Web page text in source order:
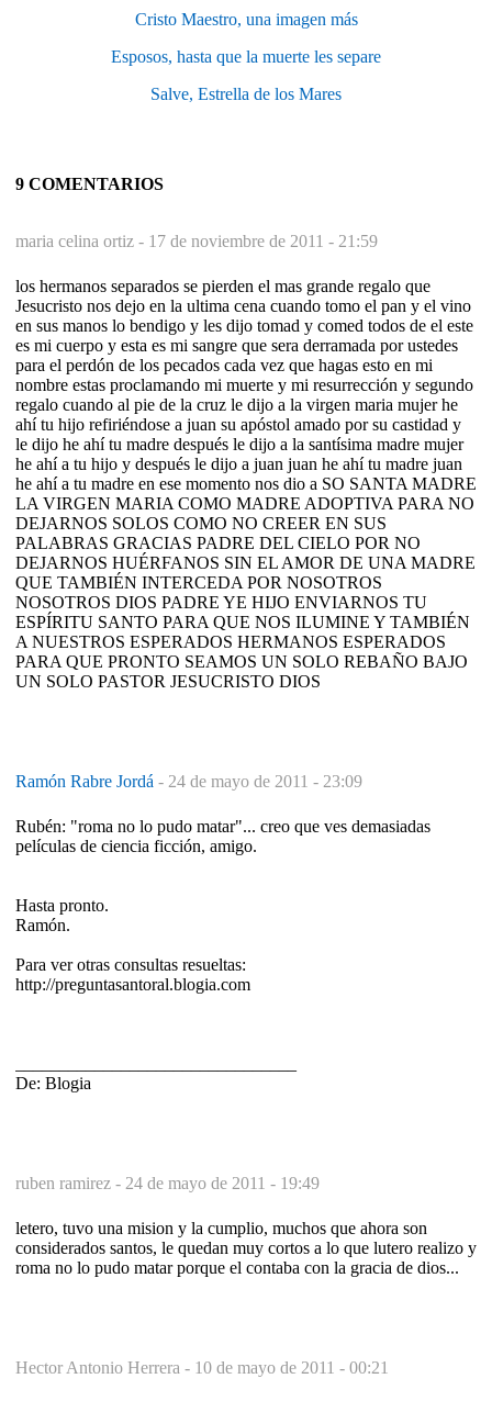
Cristo Maestro, una imagen más
Esposos, hasta que la muerte les separe
Salve, Estrella de los Mares
9 COMENTARIOS
maria celina ortiz - 17 de noviembre de 2011 - 21:59
los hermanos separados se pierden el mas grande regalo que
Jesucristo nos dejo en la ultima cena cuando tomo el pan y el vino
en sus manos lo bendigo y les dijo tomad y comed todos de el este
es mi cuerpo y esta es mi sangre que sera derramada por ustedes
para el perdón de los pecados cada vez que hagas esto en mi
nombre estas proclamando mi muerte y mi resurrección y segundo
regalo cuando al pie de la cruz le dijo a la virgen maria mujer he
ahí tu hijo refiriéndose a juan su apóstol amado por su castidad y
le dijo he ahí tu madre después le dijo a la santísima madre mujer
he ahí a tu hijo y después le dijo a juan juan he ahí tu madre juan
he ahí a tu madre en ese momento nos dio a SO SANTA MADRE
LA VIRGEN MARIA COMO MADRE ADOPTIVA PARA NO
DEJARNOS SOLOS COMO NO CREER EN SUS
PALABRAS GRACIAS PADRE DEL CIELO POR NO
DEJARNOS HUÉRFANOS SIN EL AMOR DE UNA MADRE
QUE TAMBIÉN INTERCEDA POR NOSOTROS
NOSOTROS DIOS PADRE YE HIJO ENVIARNOS TU
ESPÍRITU SANTO PARA QUE NOS ILUMINE Y TAMBIÉN
A NUESTROS ESPERADOS HERMANOS ESPERADOS
PARA QUE PRONTO SEAMOS UN SOLO REBAÑO BAJO
UN SOLO PASTOR JESUCRISTO DIOS
Ramón Rabre Jordá - 24 de mayo de 2011 - 23:09
Rubén: "roma no lo pudo matar"... creo que ves demasiadas
películas de ciencia ficción, amigo.
Hasta pronto.
Ramón.
Para ver otras consultas resueltas:
http://preguntasantoral.blogia.com
De: Blogia
ruben ramirez - 24 de mayo de 2011 - 19:49
letero, tuvo una mision y la cumplio, muchos que ahora son
considerados santos, le quedan muy cortos a lo que lutero realizo y
roma no lo pudo matar porque el contaba con la gracia de dios...
Hector Antonio Herrera - 10 de mayo de 2011 - 00:21